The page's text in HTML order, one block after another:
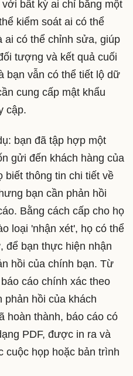
bất kỳ ai chỉ bằng một
kiểm soát ai có thể
ai có thể chỉnh sửa, giúp
tượng và kết quả cuối
bạn vẫn có thể tiết lộ dữ
cung cấp mật khẩu
cập.
bạn đã tập hợp một
gửi đến khách hàng của
biết thông tin chi tiết về
bạn cần phản hồi
Bằng cách cấp cho họ
loại 'nhận xét', họ có thể
để bạn thực hiện nhận
hồi của chính bạn. Từ
cáo chính xác theo
phản hồi của khách
hoàn thành, báo cáo có
PDF, được in ra và
cuộc họp hoặc bản trình